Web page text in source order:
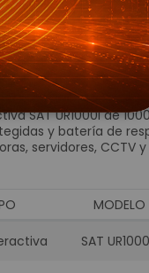
Wifi
CCTV
de Etiqueta - POS
Carnetización
LA LISTA DE DESEOS
SAT UR1000I de
y batería de
servidores, CCTV
MODELO
SAT